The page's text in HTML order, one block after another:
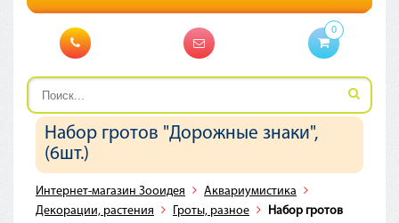
navigation
0
Набор гротов "Дорожные знаки",
(6шт.)
Интернет-магазин Зооидея
Аквариумистика
Декорации, растения
Гроты, разное
Набор гротов